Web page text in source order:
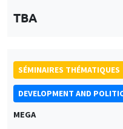
TBA
SÉMINAIRES THÉMATIQUES
DEVELOPMENT AND
MEGA